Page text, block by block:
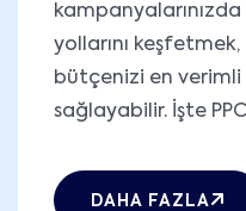
kampanyalarınızda
yollarını
bütçenizi en verimli
sağlayabilir. İşte PPC
DAHA FAZLA